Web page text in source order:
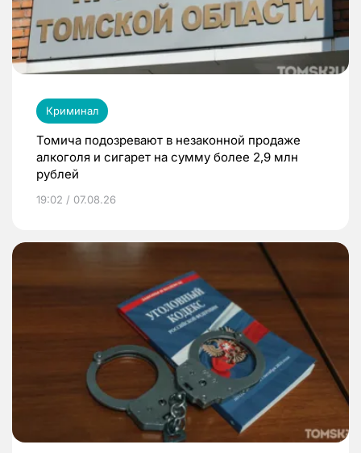
Криминал
Томича подозревают в незаконной продаже
алкоголя и сигарет на сумму более 2,9 млн
рублей
19:02 / 07.08.26